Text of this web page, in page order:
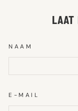
LAAT
NAAM
E-MAIL